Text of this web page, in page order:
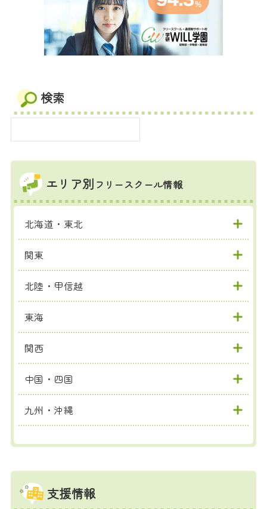
検索
エリア別 フリースクール情報
北海道・東北
関東
北陸・甲信越
東海
関西
中国・四国
九州・沖縄
支援情報